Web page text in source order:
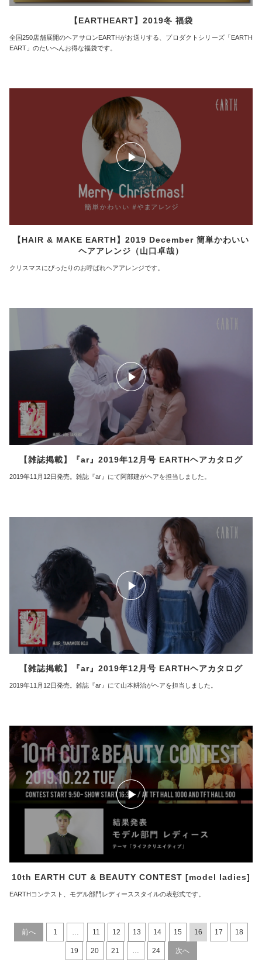
【EARTHEART】2019冬 福袋
全国250店舗展開のヘアサロンEARTHがお送りする、プロダクトシリーズ「EARTH
EART」のたいへんお得な福袋です。
【HAIR & MAKE EARTH】2019 December 簡単かわいい
ヘアアレンジ（山口卓哉）
クリスマスにぴったりのお呼ばれヘアアレンジです。
【雑誌掲載】『ar』2019年12月号 EARTHヘアカタログ
2019年11月12日発売。雑誌『ar』にて阿部建がヘアを担当しました。
【雑誌掲載】『ar』2019年12月号 EARTHヘアカタログ
2019年11月12日発売。雑誌『ar』にて山本耕治がヘアを担当しました。
10th EARTH CUT & BEAUTY CONTEST [model ladies]
EARTHコンテスト、モデル部門レディーススタイルの表彰式です。
前へ 1 … 11 12 13 14 15 16 17 18
19 20 21 … 24 次へ